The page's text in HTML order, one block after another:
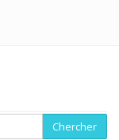
Chercher